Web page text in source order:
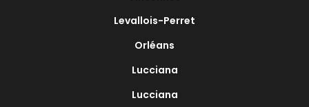
Levallois-Perret
Orléans
Lucciana
Lucciana